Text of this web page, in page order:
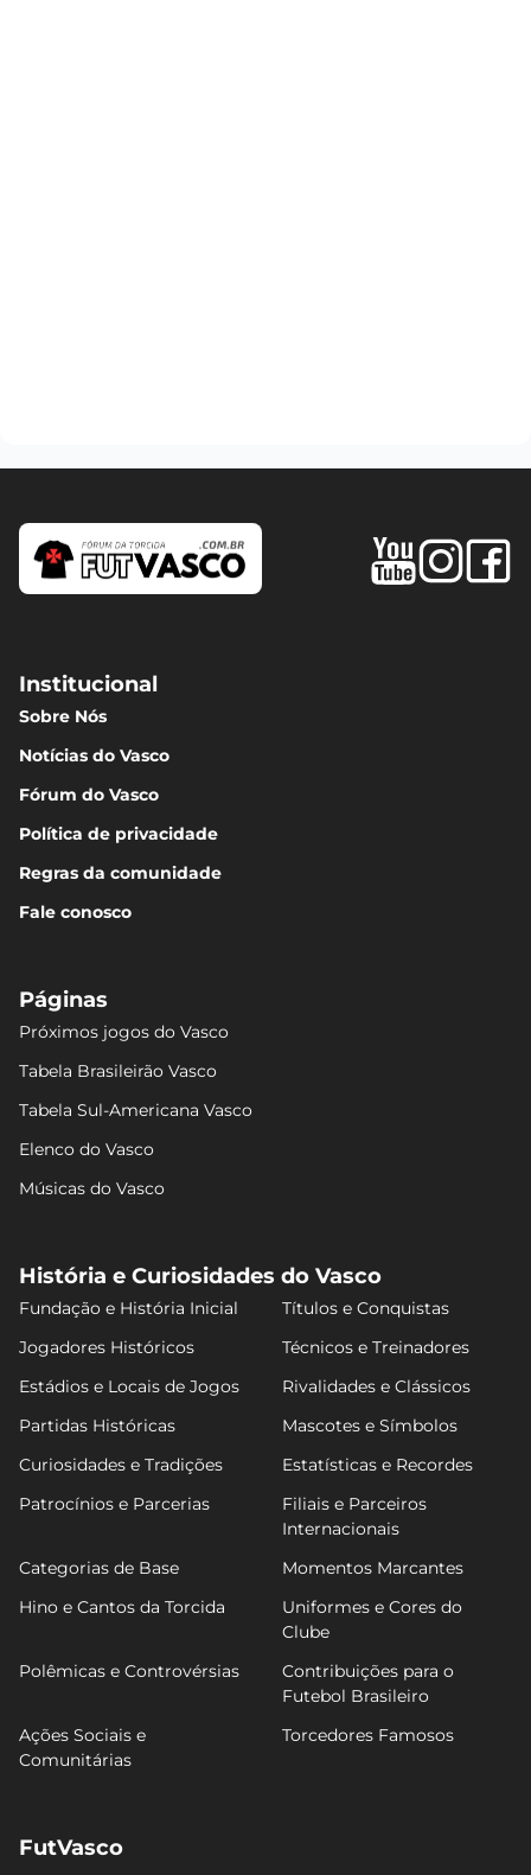
Institucional
Sobre Nós
Notícias do Vasco
Fórum do Vasco
Política de privacidade
Regras da comunidade
Fale conosco
Páginas
Próximos jogos do Vasco
Tabela Brasileirão Vasco
Tabela Sul-Americana Vasco
Elenco do Vasco
Músicas do Vasco
História e Curiosidades do Vasco
Fundação e História Inicial
Títulos e Conquistas
Jogadores Históricos
Técnicos e Treinadores
Estádios e Locais de Jogos
Rivalidades e Clássicos
Partidas Históricas
Mascotes e Símbolos
Curiosidades e Tradições
Estatísticas e Recordes
Patrocínios e Parcerias
Filiais e Parceiros
Internacionais
Categorias de Base
Momentos Marcantes
Hino e Cantos da Torcida
Uniformes e Cores do
Clube
Polêmicas e Controvérsias
Contribuições para o
Futebol Brasileiro
Ações Sociais e
Comunitárias
Torcedores Famosos
FutVasco